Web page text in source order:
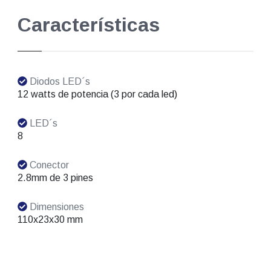
Características
Diodos LED´s
12 watts de potencia (3 por cada led)
LED´s
8
Conector
2.8mm de 3 pines
Dimensiones
110x23x30 mm